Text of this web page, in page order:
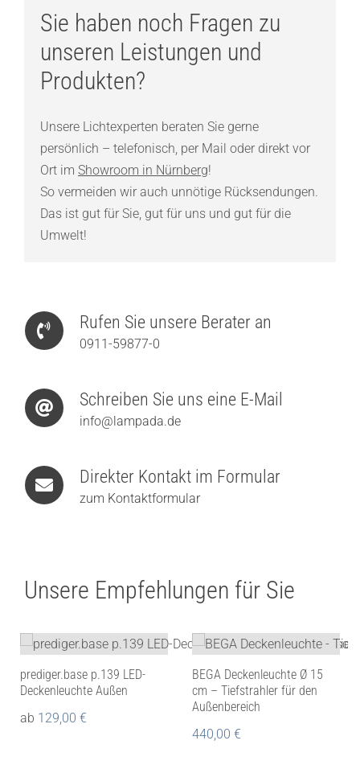
Sie haben noch Fragen zu
unseren Leistungen und
Produkten?
Unsere Lichtexperten beraten Sie gerne
persönlich – telefonisch, per Mail oder direkt vor
Ort im Showroom in Nürnberg!
So vermeiden wir auch unnötige Rücksendungen.
Das ist gut für Sie, gut für uns und gut für die
Umwelt!
Rufen Sie unsere Berater an
0911-59877-0
Schreiben Sie uns eine E-Mail
info@lampada.de
Direkter Kontakt im Formular
zum Kontaktformular
Unsere Empfehlungen für Sie
prediger.base p.139 LED-
Deckenleuchte Außen
ab 129,00 €
BEGA Deckenleuchte Ø 15
cm – Tiefstrahler für den
Außenbereich
440,00 €